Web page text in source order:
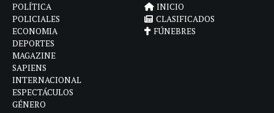
POLÍTICA
POLICIALES
ECONOMIA
DEPORTES
MAGAZINE
SAPIENS
INTERNACIONAL
ESPECTÁCULOS
GÉNERO
INICIO
CLASIFICADOS
FÚNEBRES